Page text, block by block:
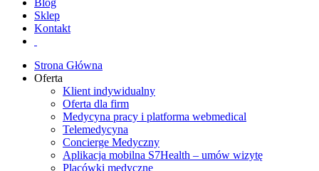
Blog
Sklep
Kontakt
Strona Główna
Oferta
Klient indywidualny
Oferta dla firm
Medycyna pracy i platforma webmedical
Telemedycyna
Concierge Medyczny
Aplikacja mobilna S7Health – umów wizytę
Placówki medyczne